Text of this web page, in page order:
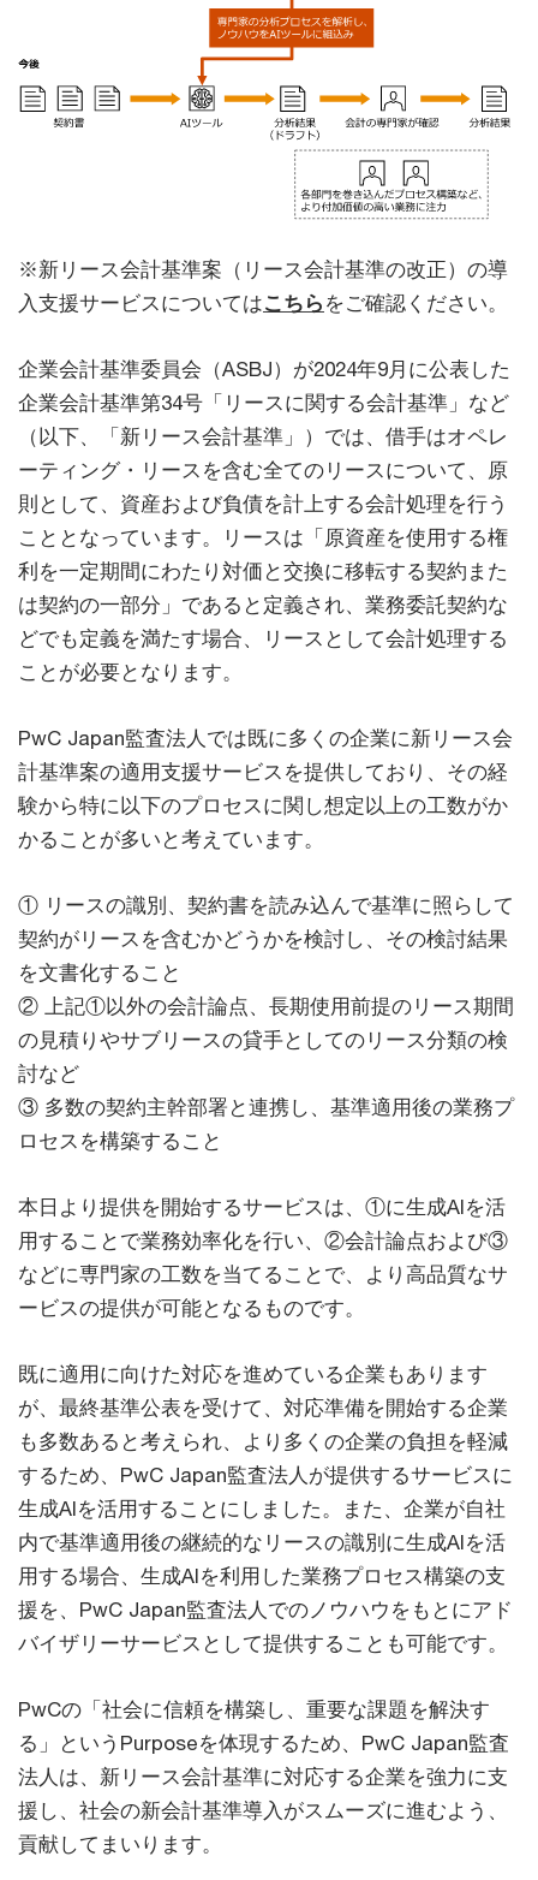
※新リース会計基準案（リース会計基準の改正）の導
入支援サービスについてはこちら をご確認ください。
企業会計基準委員会（ASBJ）が2024年9月に公表した
企業会計基準第34号「リースに関する会計基準」など
（以下、「新リース会計基準」）では、借手はオペレ
ーティング・リースを含む全てのリースについて、原
則として、資産および負債を計上する会計処理を行う
こととなっています。リースは「原資産を使用する権
利を一定期間にわたり対価と交換に移転する契約また
は契約の一部分」であると定義され、業務委託契約な
どでも定義を満たす場合、リースとして会計処理する
ことが必要となります。
PwC Japan監査法人では既に多くの企業に新リース会
計基準案の適用支援サービスを提供しており、その経
験から特に以下のプロセスに関し想定以上の工数がか
かることが多いと考えています。
① リースの識別、契約書を読み込んで基準に照らして
契約がリースを含むかどうかを検討し、その検討結果
を文書化すること
② 上記①以外の会計論点、長期使用前提のリース期間
の見積りやサブリースの貸手としてのリース分類の検
討など
③ 多数の契約主幹部署と連携し、基準適用後の業務プ
ロセスを構築すること
本日より提供を開始するサービスは、①に生成AIを活
用することで業務効率化を行い、②会計論点および③
などに専門家の工数を当てることで、より高品質なサ
ービスの提供が可能となるものです。
既に適用に向けた対応を進めている企業もあります
が、最終基準公表を受けて、対応準備を開始する企業
も多数あると考えられ、より多くの企業の負担を軽減
するため、PwC Japan監査法人が提供するサービスに
生成AIを活用することにしました。また、企業が自社
内で基準適用後の継続的なリースの識別に生成AIを活
用する場合、生成AIを利用した業務プロセス構築の支
援を、PwC Japan監査法人でのノウハウをもとにアド
バイザリーサービスとして提供することも可能です。
PwCの「社会に信頼を構築し、重要な課題を解決す
る」というPurposeを体現するため、PwC Japan監査
法人は、新リース会計基準に対応する企業を強力に支
援し、社会の新会計基準導入がスムーズに進むよう、
貢献してまいります。